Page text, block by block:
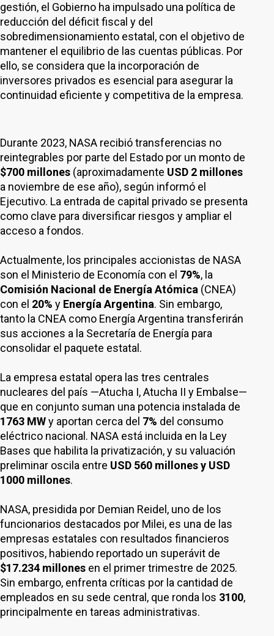
gestión, el Gobierno ha impulsado una política de
reducción del déficit fiscal y del
sobredimensionamiento estatal, con el objetivo de
mantener el equilibrio de las cuentas públicas. Por
ello, se considera que la incorporación de
inversores privados es esencial para asegurar la
continuidad eficiente y competitiva de la empresa.
Durante 2023, NASA recibió transferencias no
reintegrables por parte del Estado por un monto de
$700 millones (aproximadamente USD 2 millones
a noviembre de ese año), según informó el
Ejecutivo. La entrada de capital privado se presenta
como clave para diversificar riesgos y ampliar el
acceso a fondos.
Actualmente, los principales accionistas de NASA
son el Ministerio de Economía con el 79%, la
Comisión Nacional de Energía Atómica (CNEA)
con el 20% y Energía Argentina. Sin embargo,
tanto la CNEA como Energía Argentina transferirán
sus acciones a la Secretaría de Energía para
consolidar el paquete estatal.
La empresa estatal opera las tres centrales
nucleares del país —Atucha I, Atucha II y Embalse—
que en conjunto suman una potencia instalada de
1763 MWy aportan cerca del 7% del consumo
eléctrico nacional. NASA está incluida en la Ley
Bases que habilita la privatización, y su valuación
preliminar oscila entre USD 560 millones y USD
1000 millones.
NASA, presidida por Demian Reidel, uno de los
funcionarios destacados por Milei, es una de las
empresas estatales con resultados financieros
positivos, habiendo reportado un superávit de
$17.234 millones en el primer trimestre de 2025.
Sin embargo, enfrenta críticas por la cantidad de
empleados en su sede central, que ronda los 3100,
principalmente en tareas administrativas.